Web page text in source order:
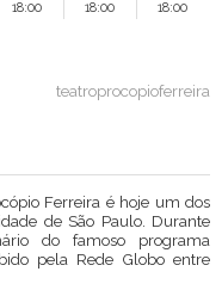
18:00
18:00
18:00
teatroprocopioferreira
Ferreira é hoje um dos
de São Paulo. Durante
do famoso programa
pela Rede Globo entre